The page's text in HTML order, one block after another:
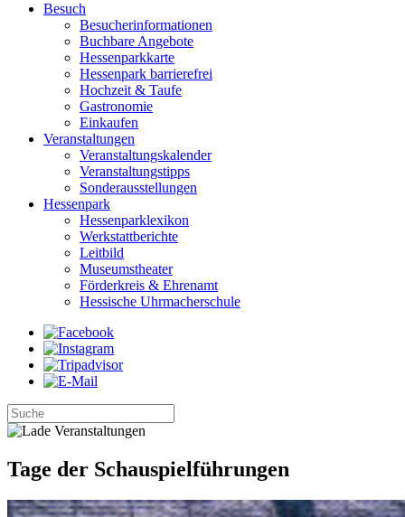
Besuch
Besucherinformationen
Buchbare Angebote
Hessenparkkarte
Hessenpark barrierefrei
Hochzeit & Taufe
Gastronomie
Einkaufen
Veranstaltungen
Veranstaltungskalender
Veranstaltungstipps
Sonderausstellungen
Hessenpark
Hessenparklexikon
Werkstattberichte
Leitbild
Museumstheater
Förderkreis & Ehrenamt
Hessische Uhrmacherschule
Tage der Schauspielführungen